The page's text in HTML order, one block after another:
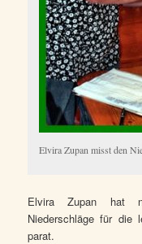
Elvira Zupan misst den
Elvira Zupan hat
Niederschläge für die
parat.